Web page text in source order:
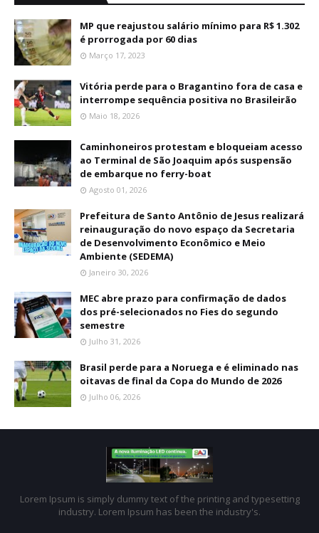
MP que reajustou salário mínimo para R$ 1.302
é prorrogada por 60 dias
Março 17, 2023
Vitória perde para o Bragantino fora de casa e
interrompe sequência positiva no Brasileirão
Maio 18, 2026
Caminhoneiros protestam e bloqueiam acesso
ao Terminal de São Joaquim após suspensão
de embarque no ferry-boat
Agosto 01, 2026
Prefeitura de Santo Antônio de Jesus realizará
reinauguração do novo espaço da Secretaria
de Desenvolvimento Econômico e Meio
Ambiente (SEDEMA)
Janeiro 30, 2026
MEC abre prazo para confirmação de dados
dos pré-selecionados no Fies do segundo
semestre
Julho 31, 2026
Brasil perde para a Noruega e é eliminado nas
oitavas de final da Copa do Mundo de 2026
Julho 06, 2026
Lorem Ipsum is simply dummy text of the printing and typesetting
industry. Lorem Ipsum has been the industry's.